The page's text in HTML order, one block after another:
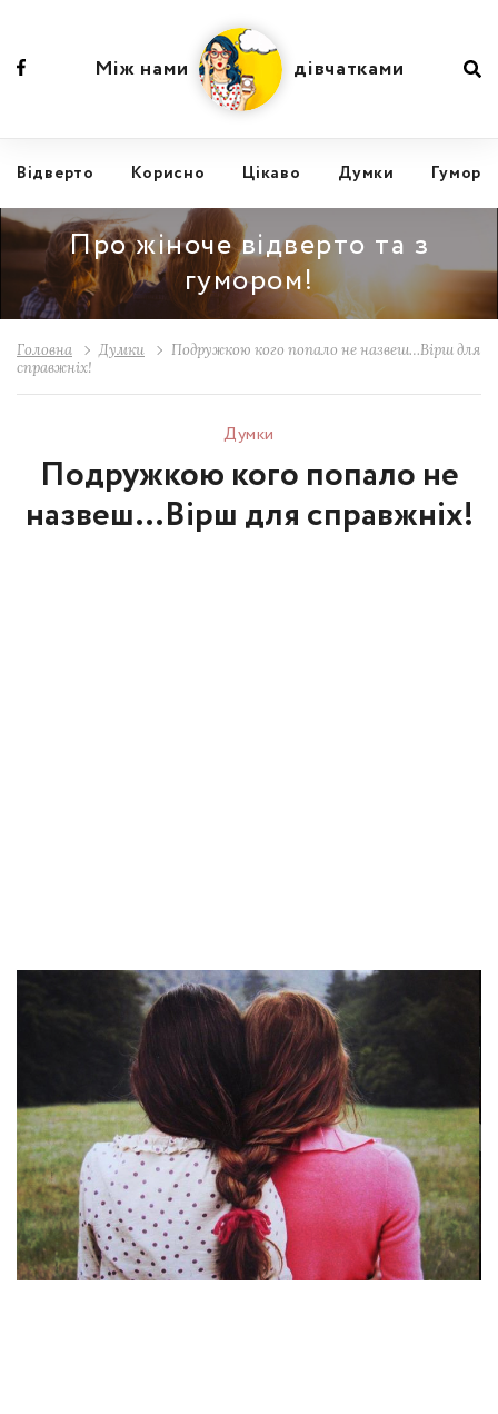
Відвертo Корисно Цікаво Думки Гумор
Між нами дівчатками
Про жіноче відверто та з
гумором!
Головна Думки
Подружкою кого попало не назвеш…Вірш для
справжніх!
Думки
Подружкою кого попало не
назвеш…Вірш для справжніх!